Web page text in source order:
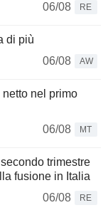
06/08
RE
di più
06/08
AW
nel primo
06/08
MT
trimestre
fusione in Italia
06/08
RE